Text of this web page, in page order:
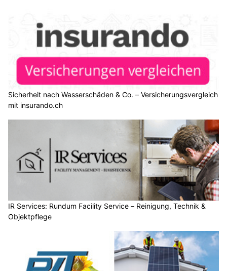
Sicherheit nach Wasserschäden & Co. – Versicherungsvergleich
mit insurando.ch
IR Services: Rundum Facility Service – Reinigung, Technik &
Objektpflege